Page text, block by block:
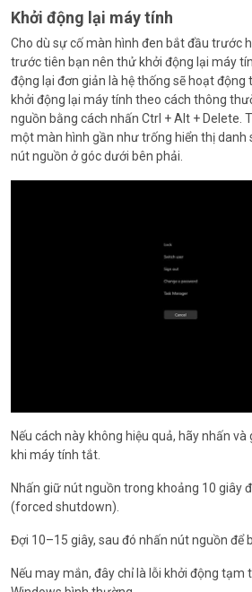
Khởi động lại máy tính
Cho dù sự cố màn hình đen bắt đầu trước
trước tiên bạn nên thử khởi động lại máy
động lại đơn giản là hệ thống sẽ hoạt động
khởi động lại máy tính theo cách thông
nguồn bằng cách nhấn Ctrl + Alt + Delete.
một màn hình gần như trống hiển thị danh
nút nguồn ở góc dưới bên phải.
Nếu cách này không hiệu quả, hãy nhấn
khi máy tính tắt.
Nhấn giữ nút nguồn trong khoảng 10 giây
(forced shutdown).
Đợi 10–15 giây, sau đó nhấn nút nguồn để
Nếu may mắn, đây chỉ là lỗi khởi động tạm